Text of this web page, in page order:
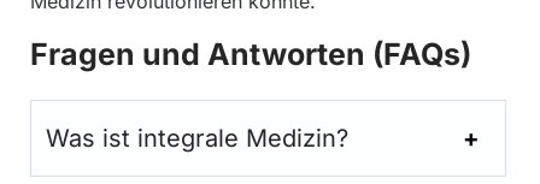
Fragen und Antworten (FAQs)
Was ist integrale Medizin?